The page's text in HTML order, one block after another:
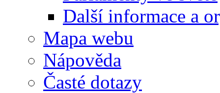
Další informace a
Mapa webu
Nápověda
Časté dotazy